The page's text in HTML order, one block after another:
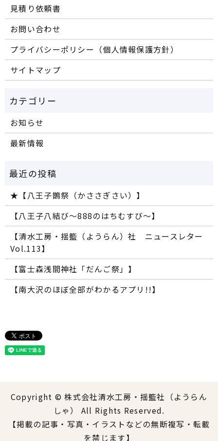
見積り依頼書
お問い合わせ
プライバシーポリシー（個人情報保護方針）
サイトマップ
お知らせ
最新情報
★【八王子鵲祭（かささぎさい）】
【八王子八結び～888のはちむすび～】
【清水工房・揺籃（ようらん）社 ニュースレター
Vol.113】
【富士森浅間神社「だんご祭」】
【南大沢のほぼ全部がわかるアプリ!!】
Copyright © 株式会社清水工房・揺籃社（ようらん
しゃ） All Rights Reserved.
【掲載の記事・写真・イラストなどの無断複写・転載
を禁じます】